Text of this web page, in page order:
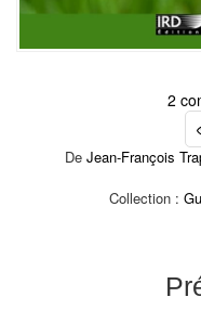
2
De Jean-François
Collection :